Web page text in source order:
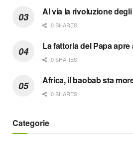
Al via la rivoluzione
0 SHARES
La fattoria del Papa
0 SHARES
Africa, il baobab sta
0 SHARES
Categorie